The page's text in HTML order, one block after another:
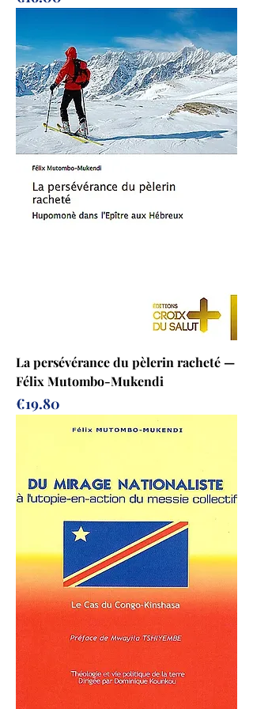
La persévérance du pèlerin racheté —
Félix Mutombo-Mukendi
Prix
€19.80